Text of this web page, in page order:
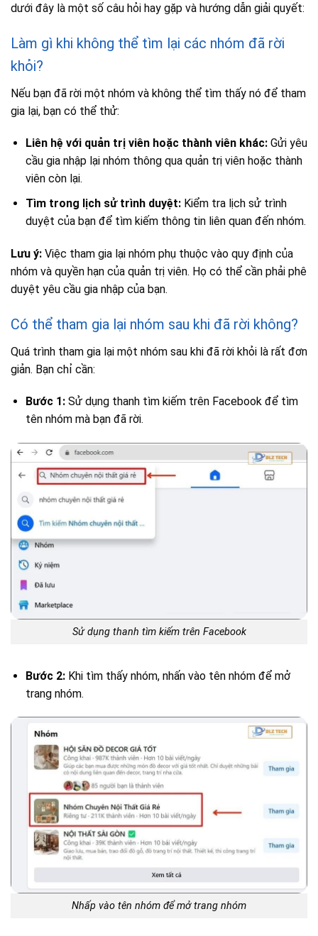
dưới đây là một số câu hỏi hay gặp và hướng dẫn giải quyết:
Làm gì khi không thể tìm lại các nhóm đã rời
khỏi?
Nếu bạn đã rời một nhóm và không thể tìm thấy nó để tham
gia lại, bạn có thể thử:
Liên hệ với quản trị viên hoặc thành viên khác:Gửi yêu
cầu gia nhập lại nhóm thông qua quản trị viên hoặc thành
viên còn lại.
Tìm trong lịch sử trình duyệt:Kiểm tra lịch sử trình
duyệt của bạn để tìm kiếm thông tin liên quan đến nhóm.
Lưu ý: Việc tham gia lại nhóm phụ thuộc vào quy định của
nhóm và quyền hạn của quản trị viên. Họ có thể cần phải phê
duyệt yêu cầu gia nhập của bạn.
Có thể tham gia lại nhóm sau khi đã rời không?
Quá trình tham gia lại một nhóm sau khi đã rời khỏi là rất đơn
giản. Bạn chỉ cần:
Bước 1:Sử dụng thanh tìm kiếm trên Facebook để tìm
tên nhóm mà bạn đã rời.
Sử dụng thanh tìm kiếm trên Facebook
Bước 2:Khi tìm thấy nhóm, nhấn vào tên nhóm để mở
trang nhóm.
Nhấp vào tên nhóm để mở trang nhóm